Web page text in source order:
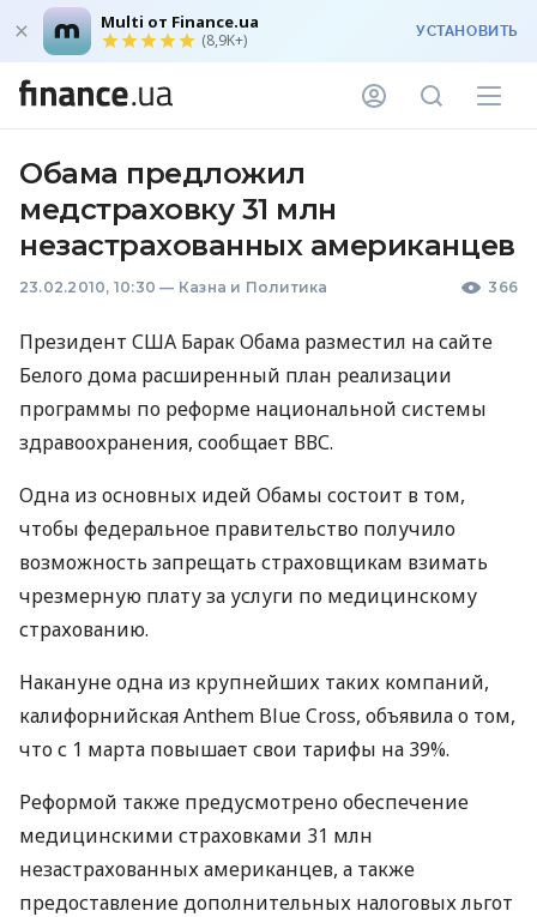
Multi от Finance.ua
(8,9K+) УСТАНОВИТЬ
Обама предложил
медстраховку 31 млн
незастрахованных американцев
23.02.2010, 10:30 — Казна и Политика 366
Президент США Барак Обама разместил на сайте
Белого дома расширенный план реализации
программы по реформе национальной системы
здравоохранения, сообщает ВВС.
Одна из основных идей Обамы состоит в том,
чтобы федеральное правительство получило
возможность запрещать страховщикам взимать
чрезмерную плату за услуги по медицинскому
страхованию.
Накануне одна из крупнейших таких компаний,
калифорнийская Anthem Blue Cross, объявила о том,
что с 1 марта повышает свои тарифы на 39%.
Реформой также предусмотрено обеспечение
медицинскими страховками 31 млн
незастрахованных американцев, а также
предоставление дополнительных налоговых льгот